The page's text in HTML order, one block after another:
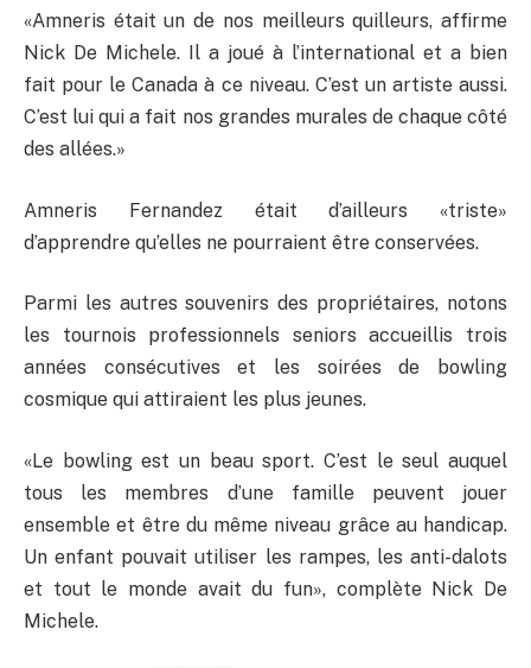
«Amneris était un de nos meilleurs quilleurs, affirme
Nick De Michele. Il a joué à l’international et a bien
fait pour le Canada à ce niveau. C’est un artiste aussi.
C’est lui qui a fait nos grandes murales de chaque côté
des allées.»
Amneris Fernandez était d’ailleurs «triste»
d’apprendre qu’elles ne pourraient être conservées.
Parmi les autres souvenirs des propriétaires, notons
les tournois professionnels seniors accueillis trois
années consécutives et les soirées de bowling
cosmique qui attiraient les plus jeunes.
«Le bowling est un beau sport. C’est le seul auquel
tous les membres d’une famille peuvent jouer
ensemble et être du même niveau grâce au handicap.
Un enfant pouvait utiliser les rampes, les anti-dalots
et tout le monde avait du fun», complète Nick De
Michele.